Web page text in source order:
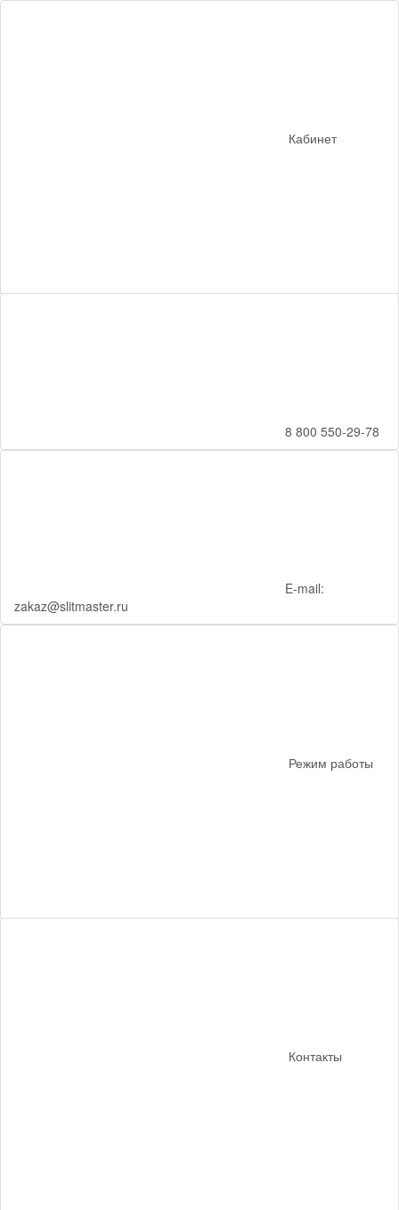
Кабинет
8 800 550-29-78
E-mail:
zakaz@slitmaster.ru
Режим работы
Контакты